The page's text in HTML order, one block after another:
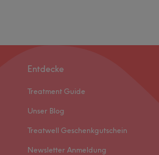
Entdecke
Treatment Guide
Unser Blog
Treatwell Geschenkgutschein
Newsletter Anmeldung